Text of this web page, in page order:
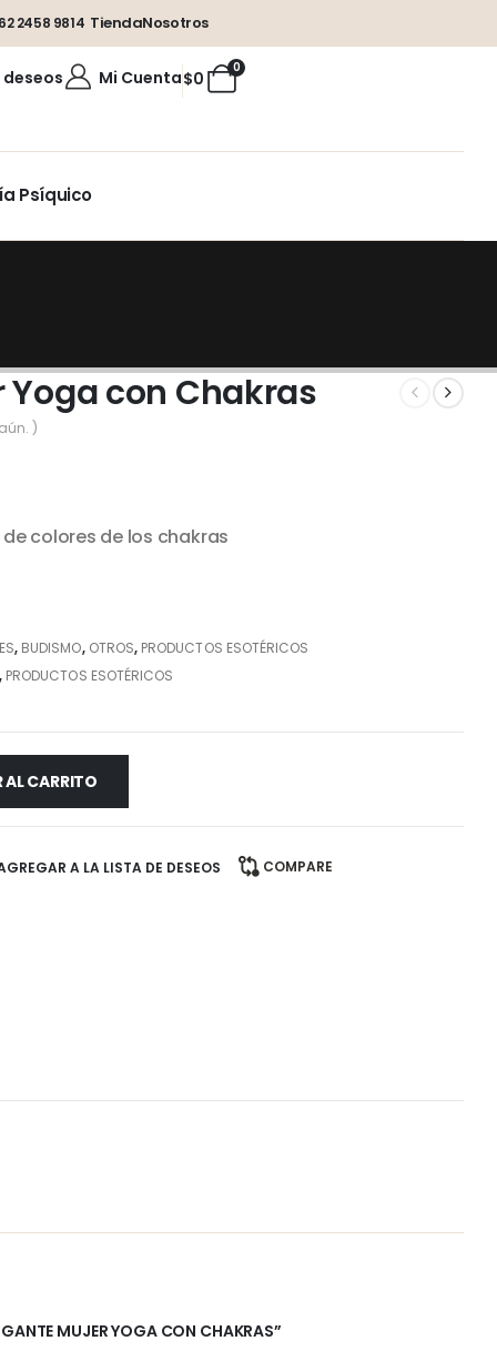
2458 9814 TiendaNosotros
Mi Cuenta 0
$0
Psíquico
con Chakras
)
colores de los chakras
, BUDISMO, OTROS, PRODUCTOS ESOTÉRICOS
PRODUCTOS ESOTÉRICOS
AL CARRITO
A LA LISTA DE DESEOS COMPARE
MUJER YOGA CON CHAKRAS”